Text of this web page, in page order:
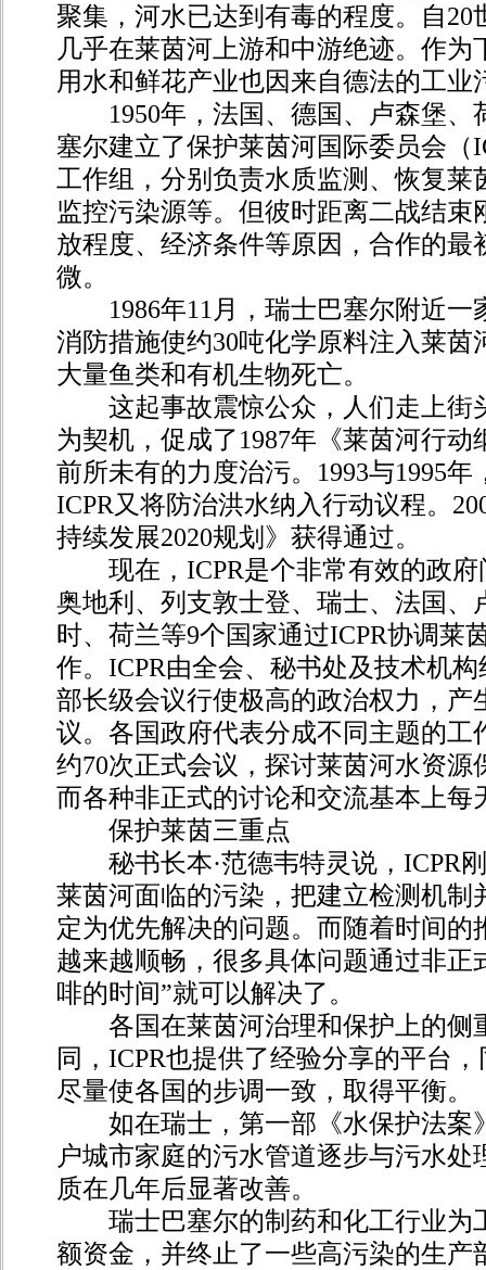
聚集，河水已达到有毒的程度。自20
几乎在莱茵河上游和中游绝迹。作为
用水和鲜花产业也因来自德法的工业
1950年，法国、德国、卢森堡、
塞尔建立了保护莱茵河国际委员会（
工作组，分别负责水质监测、恢复莱
监控污染源等。但彼时距离二战结束
放程度、经济条件等原因，合作的最
微。
1986年11月，瑞士巴塞尔附近一
消防措施使约30吨化学原料注入莱茵
大量鱼类和有机生物死亡。
这起事故震惊公众，人们走上街
为契机，促成了1987年《莱茵河行
前所未有的力度治污。1993与1995
ICPR又将防治洪水纳入行动议程。
持续发展2020规划》获得通过。
现在，ICPR是个非常有效的政府
奥地利、列支敦士登、瑞士、法国、
时、荷兰等9个国家通过ICPR协调莱
作。ICPR由全会、秘书处及技术机
部长级会议行使极高的政治权力，产
议。各国政府代表分成不同主题的工
约70次正式会议，探讨莱茵河水资源
而各种非正式的讨论和交流基本上每
保护莱茵三重点
秘书长本·范德韦特灵说，ICPR
莱茵河面临的污染，把建立检测机制
定为优先解决的问题。而随着时间的
越来越顺畅，很多具体问题通过非正
啡的时间”就可以解决了。
各国在莱茵河治理和保护上的侧
同，ICPR也提供了经验分享的平台
尽量使各国的步调一致，取得平衡。
如在瑞士，第一部《水保护法案
户城市家庭的污水管道逐步与污水处
质在几年后显著改善。
瑞士巴塞尔的制药和化工行业为
额资金，并终止了一些高污染的生产